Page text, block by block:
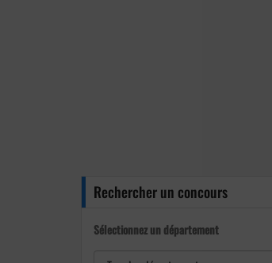
Rechercher un concours
Sélectionnez un département